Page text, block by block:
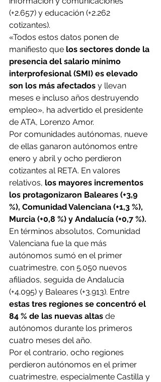
(+2.657) y educación (+2.262
cotizantes).
«Todos estos datos ponen de
manifiesto que los sectores donde la
presencia del salario mínimo
interprofesional (SMI) es elevado
son los más afectados y llevan
meses e incluso años destruyendo
empleo», ha advertido el presidente
de ATA, Lorenzo Amor.
Por comunidades autónomas, nueve
de ellas ganaron autónomos entre
enero y abril y ocho perdieron
cotizantes al RETA. En valores
relativos, los mayores incrementos
los protagonizaron Baleares (+3,9
%), Comunidad Valenciana (+1,3 %),
Murcia (+0,8 %) y Andalucía (+0,7 %).
En términos absolutos, Comunidad
Valenciana fue la que más
autónomos sumó en el primer
cuatrimestre, con 5.050 nuevos
afiliados, seguida de Andalucía
(+4.095) y Baleares (+3.913). Entre
estas tres regiones se concentró el
84 % de las nuevas altas de
autónomos durante los primeros
cuatro meses del año.
Por el contrario, ocho regiones
perdieron autónomos en el primer
cuatrimestre, especialmente Castilla y